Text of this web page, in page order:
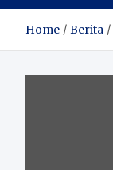
Home Berita